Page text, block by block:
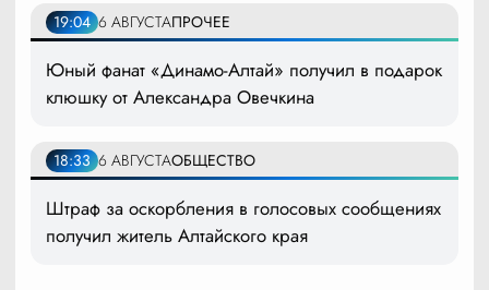
19:04 6 АВГУСТАПРОЧЕЕ
Юный фанат «Динамо-Алтай» получил в подарок
клюшку от Александра Овечкина
18:33 6 АВГУСТАОБЩЕСТВО
Штраф за оскорбления в голосовых сообщениях
получил житель Алтайского края